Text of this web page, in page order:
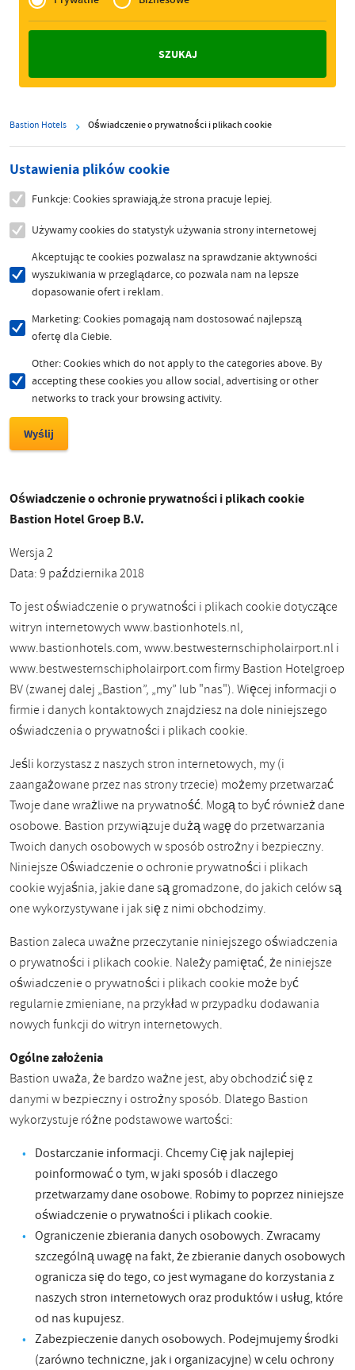
Zakelijk
Bastion Hotels Oświadczenie o prywatności i plikach cookie
Ustawienia plików cookie
Funkcje: Cookies sprawiają,że strona pracuje lepiej.
Używamy cookies do statystyk używania strony internetowej
Akceptując te cookies pozwalasz na sprawdzanie aktywności
wyszukiwania w przeglądarce, co pozwala nam na lepsze
dopasowanie ofert i reklam.
Marketing: Cookies pomagają nam dostosować najlepszą
ofertę dla Ciebie.
Other: Cookies which do not apply to the categories above. By
accepting these cookies you allow social, advertising or other
networks to track your browsing activity.
Oświadczenie o ochronie prywatności i plikach cookie
Bastion Hotel Groep B.V.
Wersja 2
Data: 9 października 2018
To jest oświadczenie o prywatności i plikach cookie dotyczące
witryn internetowych www.bastionhotels.nl,
www.bastionhotels.com, www.bestwesternschipholairport.nl i
www.bestwesternschipholairport.com firmy Bastion Hotelgroep
BV (zwanej dalej „Bastion”, „my” lub "nas"). Więcej informacji o
firmie i danych kontaktowych znajdziesz na dole niniejszego
oświadczenia o prywatności i plikach cookie.
Jeśli korzystasz z naszych stron internetowych, my (i
zaangażowane przez nas strony trzecie) możemy przetwarzać
Twoje dane wrażliwe na prywatność. Mogą to być również dane
osobowe. Bastion przywiązuje dużą wagę do przetwarzania
Twoich danych osobowych w sposób ostrożny i bezpieczny.
Niniejsze Oświadczenie o ochronie prywatności i plikach
cookie wyjaśnia, jakie dane są gromadzone, do jakich celów są
one wykorzystywane i jak się z nimi obchodzimy.
Bastion zaleca uważne przeczytanie niniejszego oświadczenia
o prywatności i plikach cookie. Należy pamiętać, że niniejsze
oświadczenie o prywatności i plikach cookie może być
regularnie zmieniane, na przykład w przypadku dodawania
nowych funkcji do witryn internetowych.
Ogólne założenia
Bastion uważa, że ​​bardzo ważne jest, aby obchodzić się z
danymi w bezpieczny i ostrożny sposób. Dlatego Bastion
wykorzystuje różne podstawowe wartości:
Dostarczanie informacji. Chcemy Cię jak najlepiej
poinformować o tym, w jaki sposób i dlaczego
przetwarzamy dane osobowe. Robimy to poprzez niniejsze
oświadczenie o prywatności i plikach cookie.
Ograniczenie zbierania danych osobowych. Zwracamy
szczególną uwagę na fakt, że zbieranie danych osobowych
ogranicza się do tego, co jest wymagane do korzystania z
naszych stron internetowych oraz produktów i usług, które
od nas kupujesz.
Zabezpieczenie danych osobowych. Podejmujemy środki
(zarówno techniczne, jak i organizacyjne) w celu ochrony